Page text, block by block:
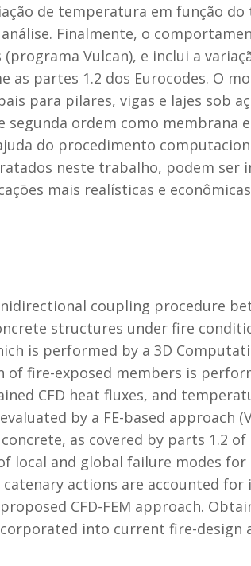
de temperatura em função
Finalmente, o
Vulcan), e inclui a
partes 1.2 dos Eurocodes. O
para pilares, vigas e lajes sob
ordem como membrana
do procedimento
neste trabalho, podem ser
mais realísticas e
coupling procedure
structures under fire
is performed by a 3D
fire-exposed members is
CFD heat fluxes, and
by a FE-based approach
as covered by parts 1.2 of
and global failure modes for
actions are accounted
CFD-FEM approach.
into current fire-design